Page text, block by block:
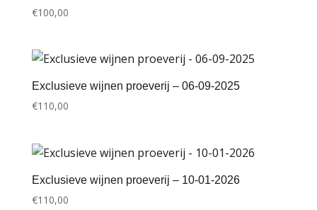
€100,00
Exclusieve wijnen proeverij – 06-09-2025
€110,00
Exclusieve wijnen proeverij – 10-01-2026
€110,00